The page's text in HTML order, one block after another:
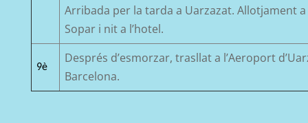
Arribada per la tarda a Uarzazat. Allotjament
Sopar i nit a l’hotel.
9è
Després d’esmorzar, trasllat a l’Aeroport
Barcelona.